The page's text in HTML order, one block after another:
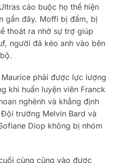
cáo buộc họ thể hiện
gần đây. Moffi bị đấm, bị
thoát ra nhờ sự trợ giúp
người đã kéo anh vào bên
phải được lực lượng
khi huấn luyện viên Franck
nghênh và khẳng định
trưởng Melvin Bard và
Diop không bị nhóm
cùng cũng vào được